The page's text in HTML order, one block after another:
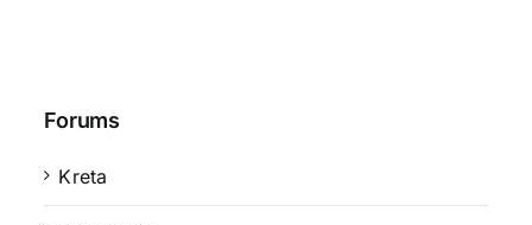
Forums
Kreta